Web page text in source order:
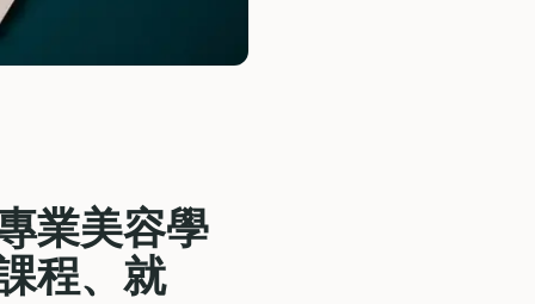
業美容學
程、就